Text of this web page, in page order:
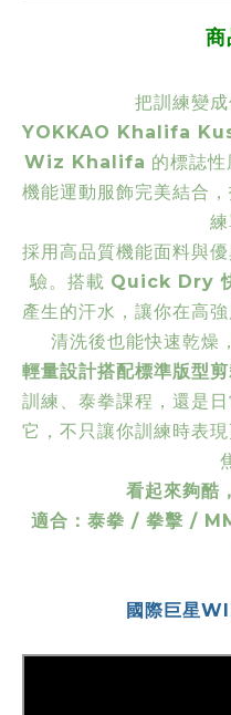
商
把訓練變成
YOKKAO Khalifa
Wiz Khalifa 的標誌
機能運動服飾完美結合
練
採用高品質機能面料與
驗。搭載 Quick Dry
產生的汗水，讓你在高
清洗後也能快速乾燥
輕量設計搭配標準版型
訓練、泰拳課程，還是
它，不只讓你訓練時表
看起來夠酷
適合：泰拳 / 拳擊 /
國際巨星